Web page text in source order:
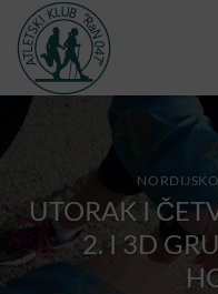
UTORAK I
2. I 3D